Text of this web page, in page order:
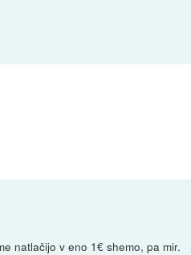
natlačijo v eno 1€ shemo, pa mir.